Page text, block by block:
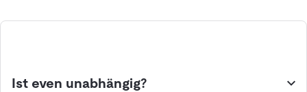
Ist even unabhängig?